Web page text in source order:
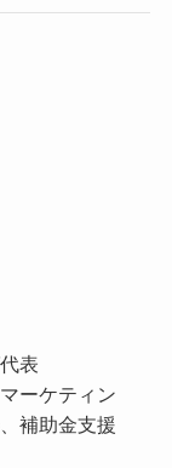
表
ーケティン
補助金支援